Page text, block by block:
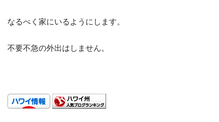
なるべく家にいるようにします。
不要不急の外出はしません。